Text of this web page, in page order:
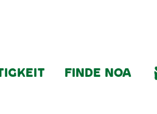
FINDE NOA